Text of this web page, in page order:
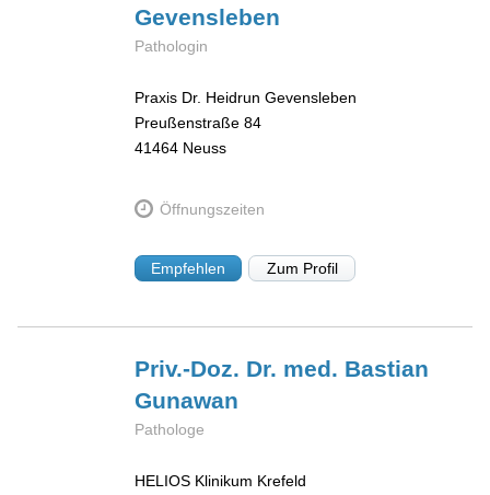
Gevensleben
Pathologin
Praxis Dr. Heidrun Gevensleben
Preußenstraße 84
41464 Neuss
Öffnungszeiten
Empfehlen Zum Profil
Priv.-Doz. Dr. med. Bastian
Gunawan
Pathologe
HELIOS Klinikum Krefeld